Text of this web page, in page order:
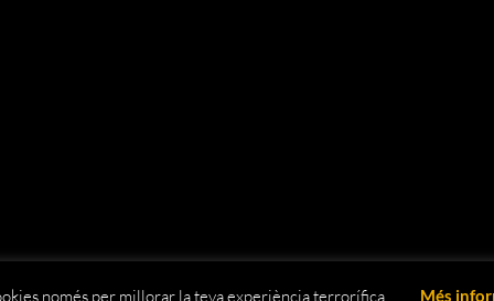
només per millorar la teva experiència terrorífica... Més